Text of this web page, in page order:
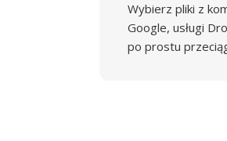
Wybierz pliki z
Google, usługi
po prostu